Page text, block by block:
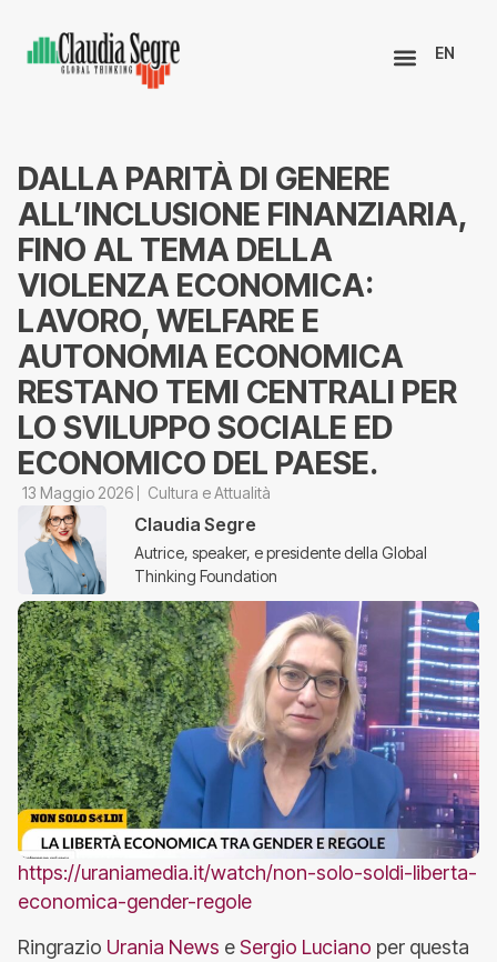
EN
DALLA PARITÀ DI GENERE
ALL’INCLUSIONE FINANZIARIA,
FINO AL TEMA DELLA
VIOLENZA ECONOMICA:
LAVORO, WELFARE E
AUTONOMIA ECONOMICA
RESTANO TEMI CENTRALI PER
LO SVILUPPO SOCIALE ED
ECONOMICO DEL PAESE.
13 Maggio 2026 Cultura e Attualità
Claudia Segre
Autrice, speaker, e presidente della Global
Thinking Foundation
https://uraniamedia.it/watch/non-solo-soldi-liberta-
economica-gender-regole
Ringrazio Urania News eSergio Luciano per questa